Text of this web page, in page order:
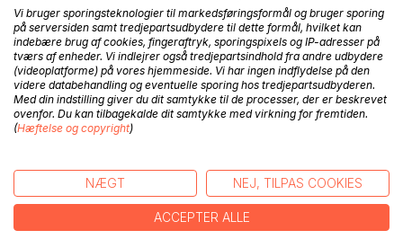
BESKRIVELSE
Ayse Narts digte er en forlængelse af sine billeders
håbefulde kontrastsammensmeltninger – overført med et
poetisk oprør mellem over og underverdens skove af livets
kontekst som oprør sker.
Poesien stiller spørgsmålene om - Minoriteterne udelukkes
Vi bruger sporingsteknologier til markedsføringsformål og bruger sporing
på serversiden samt tredjepartsudbydere til dette formål, hvilket kan
indebære brug af cookies, fingeraftryk, sporingspixels og IP-adresser på
tværs af enheder. Vi indlejrer også tredjepartsindhold fra andre udbydere
(videoplatforme) på vores hjemmeside. Vi har ingen indflydelse på den
videre databehandling og eventuelle sporing hos tredjepartsudbyderen.
Med din indstilling giver du dit samtykke til de processer, der er beskrevet
ovenfor. Du kan tilbagekalde dit samtykke med virkning for fremtiden.
(Hæftelse og copyright)
NÆGT NEJ, TILPAS COOKIES
ACCEPTER ALLE